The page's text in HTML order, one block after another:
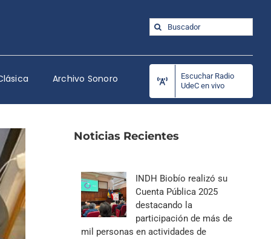
Buscar:
Archivo Sonoro
Escuchar Radio
UdeC en vivo
Noticias Recientes
INDH Biobío realizó su
Cuenta Pública 2025
destacando la
participación de más de
mil personas en actividades de